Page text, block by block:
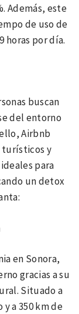
Además, este
de uso de
horas por día.
buscan
del entorno
Airbnb
turísticos y
para
un detox
en Sonora,
gracias a su
Situado a
a 350 km de